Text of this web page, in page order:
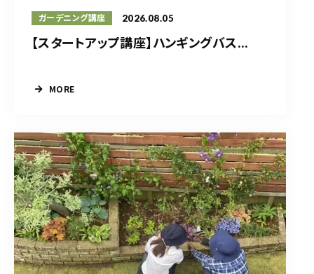
ガーデニング講座 2026.08.05
【スタートアップ講座】ハンギングバス...
MORE